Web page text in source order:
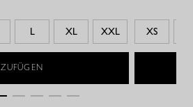
L XL XXL XS